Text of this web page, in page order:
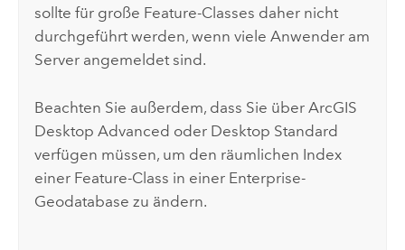
sollte für große Feature-Classes daher nicht
durchgeführt werden, wenn viele Anwender am
Server angemeldet sind.
Beachten Sie außerdem, dass Sie überArcGIS
Desktop Advanced oder Desktop Standard
verfügen müssen, um den räumlichen Index
einer Feature-Class in einer Enterprise-
Geodatabase zu ändern.